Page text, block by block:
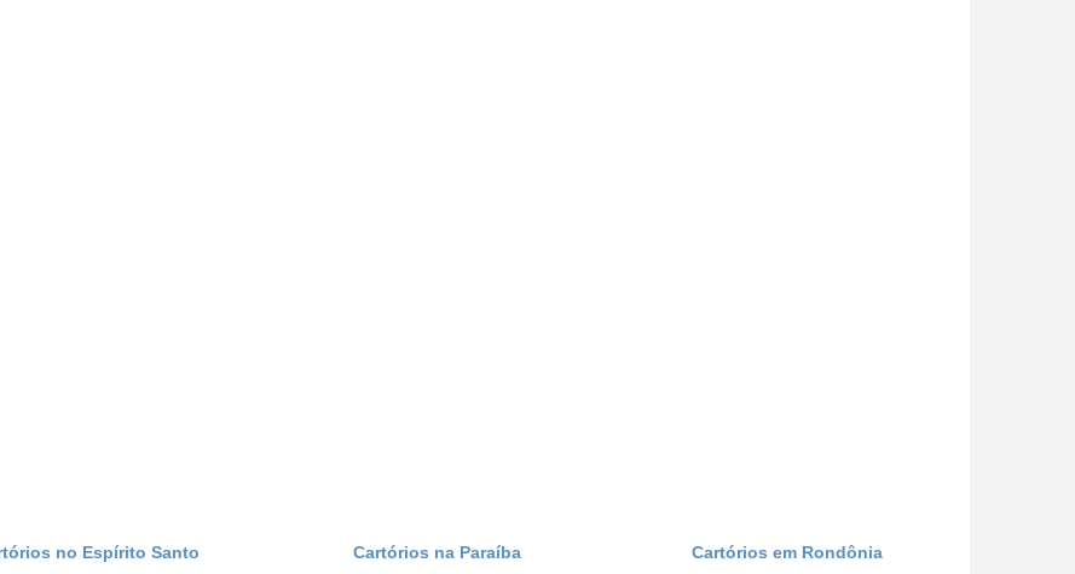
no Espírito Santo Cartórios na Paraíba Cartórios em Rondônia